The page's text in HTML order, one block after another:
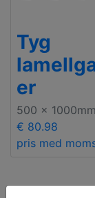
Tyg
er
500 x 1000mm
€ 80.98
pris med